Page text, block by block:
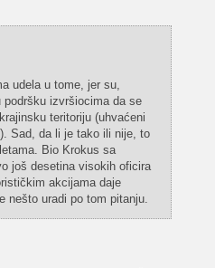
udela u tome, jer su,
izvršiocima da se
teritoriju (uhvaćeni
Sad, da li je tako ili nije, to
Bio Krokus sa
još desetina visokih oficira
akcijama daje
nešto uradi po tom pitanju.